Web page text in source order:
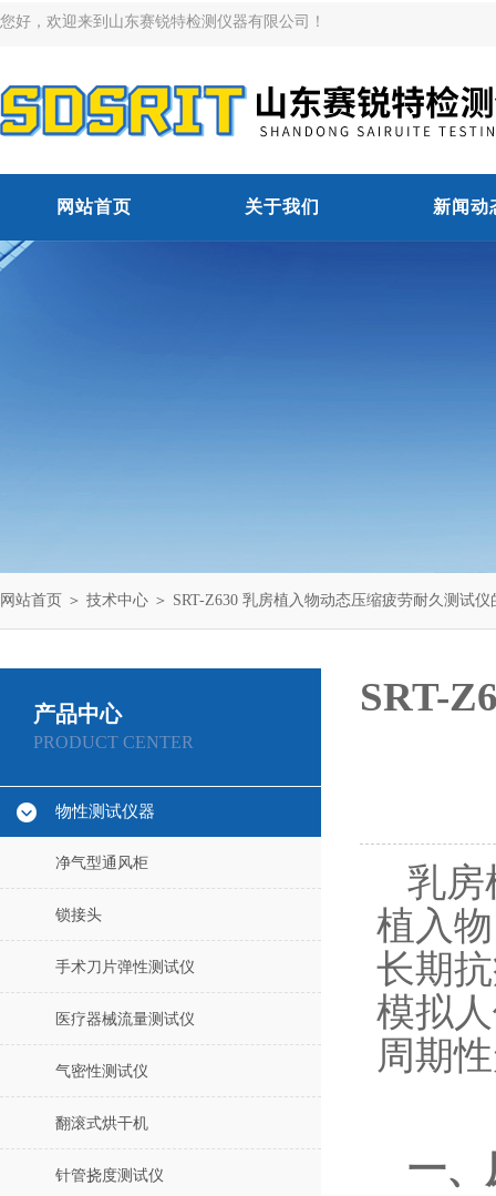
您好，欢迎来到山东赛锐特检测仪器有限公司！
网站首页 关于我们 新闻动
网站首页 ＞ 技术中心 ＞ SRT-Z630 乳房植入物动态压缩疲劳耐久测试
产品中心
PRODUCT CENTER
物性测试仪器
净气型通风柜
锁接头
手术刀片弹性测试仪
医疗器械流量测试仪
气密性测试仪
翻滚式烘干机
针管挠度测试仪
SRT-
乳房
植入
长期
模拟
周期
一、